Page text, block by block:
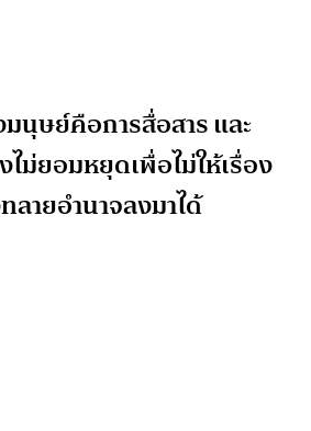
มนุษย์คือการสื่อสาร และ
ไม่ยอมหยุดเพื่อไม่ให้เรื่อง
ลายอำนาจลงมาได้